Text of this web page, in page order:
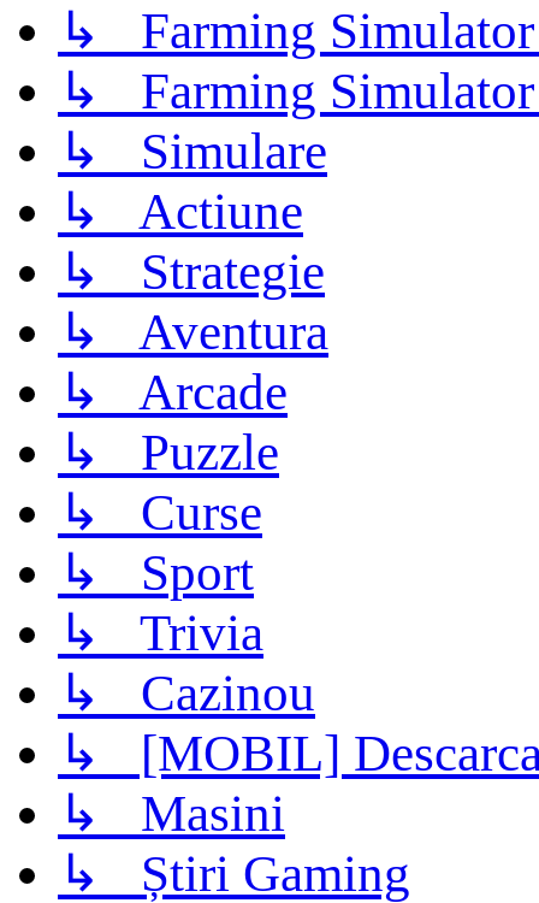
↳ Farming
↳ Farming
↳ Simulare
↳ Actiune
↳ Strategie
↳ Aventura
↳ Arcade
↳ Puzzle
↳ Curse
↳ Sport
↳ Trivia
↳ Cazinou
↳ [MOBIL]
↳ Masini
↳ Știri Gaming